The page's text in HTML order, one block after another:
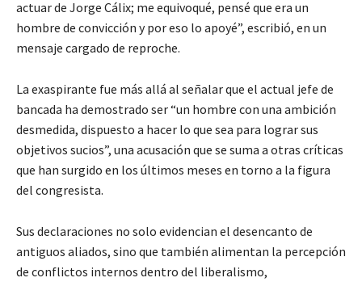
actuar de Jorge Cálix; me equivoqué, pensé que era un
hombre de convicción y por eso lo apoyé”, escribió, en un
mensaje cargado de reproche.
La exaspirante fue más allá al señalar que el actual jefe de
bancada ha demostrado ser “un hombre con una ambición
desmedida, dispuesto a hacer lo que sea para lograr sus
objetivos sucios”, una acusación que se suma a otras críticas
que han surgido en los últimos meses en torno a la figura
del congresista.
Sus declaraciones no solo evidencian el desencanto de
antiguos aliados, sino que también alimentan la percepción
de conflictos internos dentro del liberalismo,